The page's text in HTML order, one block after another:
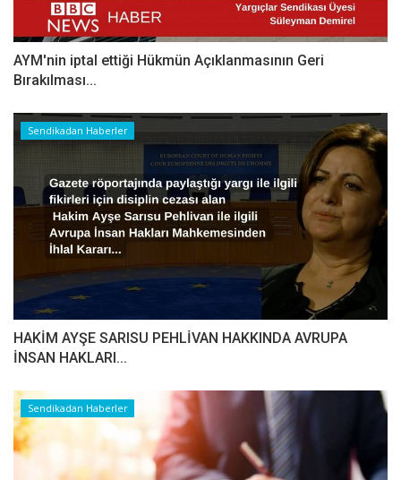
AYM'nin iptal ettiği Hükmün Açıklanmasının Geri
Bırakılması...
Sendikadan Haberler
HAKİM AYŞE SARISU PEHLİVAN HAKKINDA AVRUPA
İNSAN HAKLARI...
Sendikadan Haberler